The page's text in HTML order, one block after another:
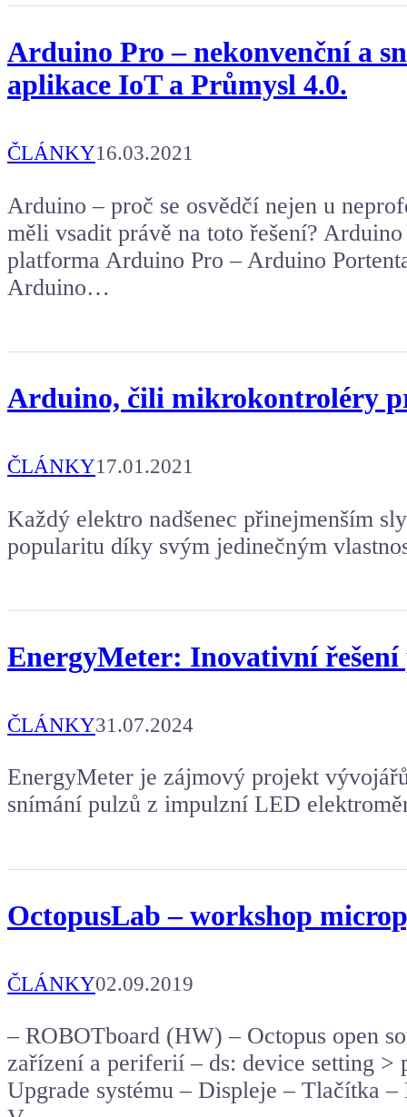
Arduino Pro – nekonvenční a
aplikace IoT a Průmysl 4.0.
ČLÁNKY16.03.2021
Arduino – proč se osvědčí nejen u
měli vsadit právě na toto řešení?
platforma Arduino Pro – Arduino
Arduino…
Arduino, čili mikrokontroléry
ČLÁNKY17.01.2021
Každý elektro nadšenec přinejmenším
popularitu díky svým jedinečným
EnergyMeter: Inovativní řešení
ČLÁNKY31.07.2024
EnergyMeter je zájmový projekt
snímání pulzů z impulzní LED
OctopusLab – workshop
ČLÁNKY02.09.2019
– ROBOTboard (HW) – Octopus open
zařízení a periferií – ds: device setting >
Upgrade systému – Displeje – Tlačítka